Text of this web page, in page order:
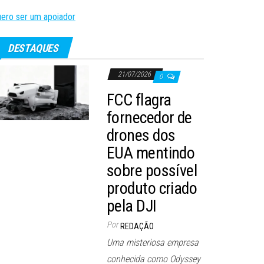
ser um apoiador
DESTAQUES
21/07/2026 0
FCC flagra
fornecedor de
drones dos
EUA mentindo
sobre possível
produto criado
pela DJI
Por REDAÇÃO
Uma misteriosa empresa
conhecida como Odyssey